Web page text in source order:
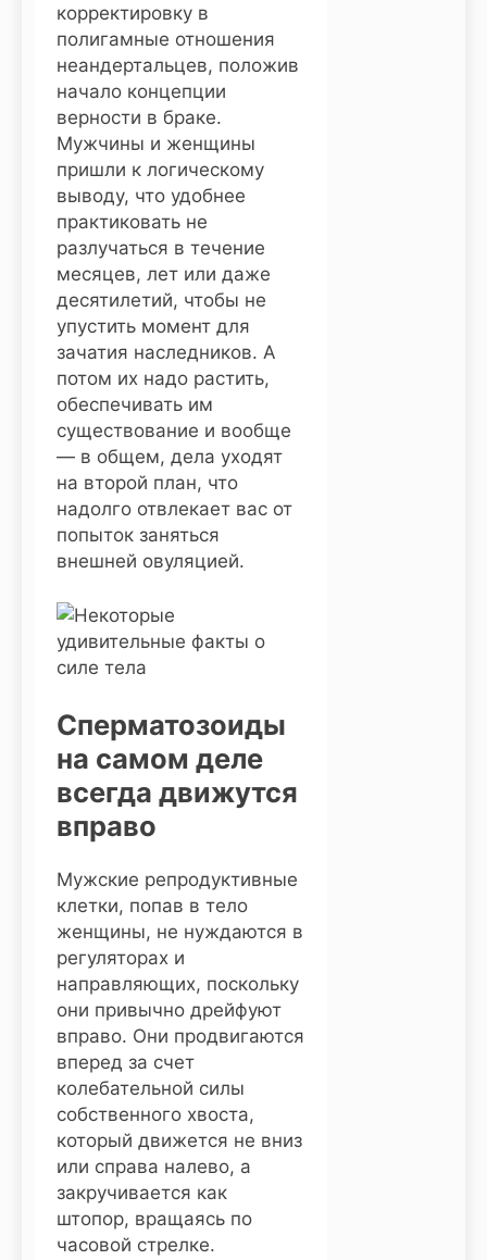
корректировку в
полигамные отношения
неандертальцев, положив
начало концепции
верности в браке.
Мужчины и женщины
пришли к логическому
выводу, что удобнее
практиковать не
разлучаться в течение
месяцев, лет или даже
десятилетий, чтобы не
упустить момент для
зачатия наследников. А
потом их надо растить,
обеспечивать им
существование и вообще
— в общем, дела уходят
на второй план, что
надолго отвлекает вас от
попыток заняться
внешней овуляцией.
Сперматозоиды
на самом деле
всегда движутся
вправо
Мужские репродуктивные
клетки, попав в тело
женщины, не нуждаются в
регуляторах и
направляющих, поскольку
они привычно дрейфуют
вправо. Они продвигаются
вперед за счет
колебательной силы
собственного хвоста,
который движется не вниз
или справа налево, а
закручивается как
штопор, вращаясь по
часовой стрелке.